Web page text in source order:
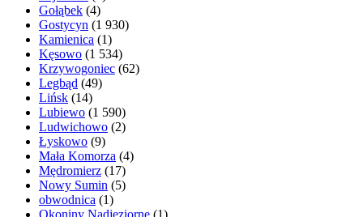
Gołąbek (4)
Gostycyn (1 930)
Kamienica (1)
Kęsowo (1 534)
Krzywogoniec (62)
Legbąd (49)
Lińsk (14)
Lubiewo (1 590)
Ludwichowo (2)
Łyskowo (9)
Mała Komorza (4)
Mędromierz (17)
Nowy Sumin (5)
obwodnica (1)
Okoniny Nadjeziorne (1)